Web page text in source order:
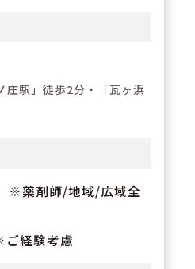
庄駅」徒歩2分・「瓦ヶ浜
薬剤師/地域/広域全
経験考慮